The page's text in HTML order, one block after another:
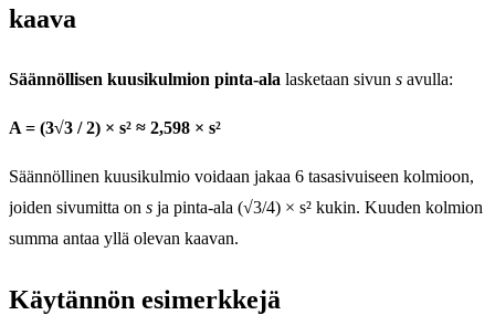
kaava
Säännöllisen kuusikulmion pinta-ala lasketaan sivun s avulla:
A = (3√3 / 2) × s² ≈ 2,598 × s²
Säännöllinen kuusikulmio voidaan jakaa 6 tasasivuiseen kolmioon,
joiden sivumitta on s ja pinta-ala (√3/4) × s² kukin. Kuuden kolmion
summa antaa yllä olevan kaavan.
Käytännön esimerkkejä